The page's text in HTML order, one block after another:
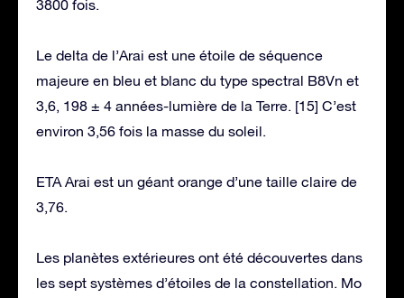
3800 fois.
Le delta de l’Arai est une étoile de séquence
majeure en bleu et blanc du type spectral B8Vn et
3,6, 198 ± 4 années-lumière de la Terre. [15] C’est
environ 3,56 fois la masse du soleil.
ETA Arai est un géant orange d’une taille claire de
3,76.
Les planètes extérieures ont été découvertes dans
les sept systèmes d’étoiles de la constellation. Mo